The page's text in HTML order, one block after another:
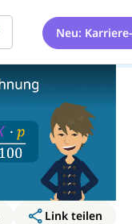
Neu:
Link teilen